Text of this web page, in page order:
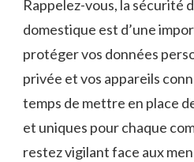
Rappelez-vous, la sécurité
domestique est d’une
protéger​ vos données
privée et vos appareils
temps de mettre​ en ‌place‍
et uniques pour ⁤chaque
restez vigilant face aux